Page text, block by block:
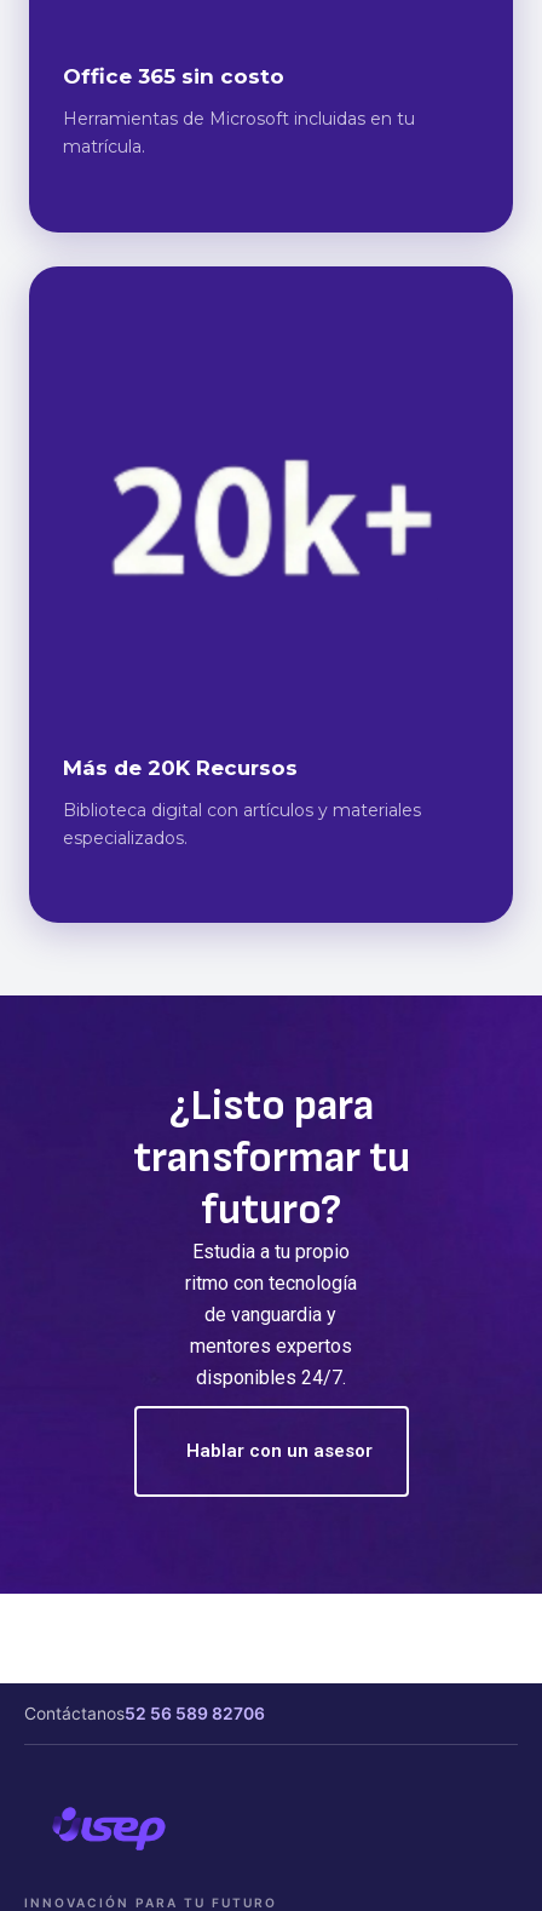
Office 365 sin costo
Herramientas de Microsoft incluidas en tu
matrícula.
Más de 20K Recursos
Biblioteca digital con artículos y materiales
especializados.
¿Listo para
transformar tu
futuro?
Estudia a tu propio
ritmo con tecnología
de vanguardia y
mentores expertos
disponibles 24/7.
Hablar con un asesor
Contáctanos52 56 589 82706
INNOVACIÓN PARA TU FUTURO